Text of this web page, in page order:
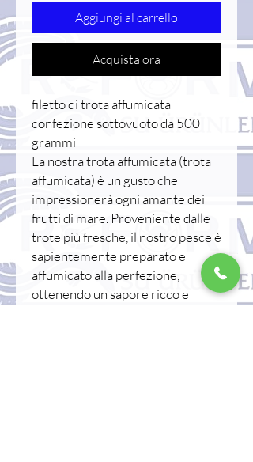
Aggiungi al carrello
Acquista ora
filetto di trota affumicata
confezione sottovuoto da 500
grammi
La nostra trota affumicata (trota
affumicata) è un gusto che
impressionerà ogni amante dei
frutti di mare. Proveniente dalle
trote più fresche, il nostro pesce è
sapientemente preparato e
affumicato alla perfezione,
ottenendo un sapore ricco e